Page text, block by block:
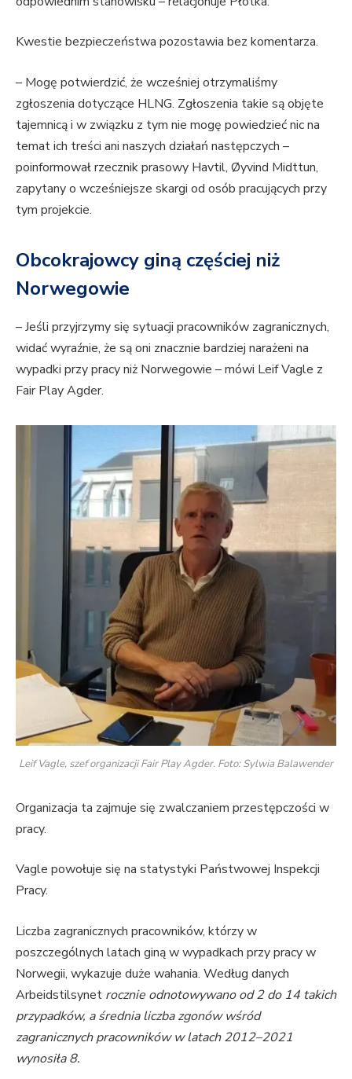
Kwestie bezpieczeństwa pozostawia bez komentarza.
– Mogę potwierdzić, że wcześniej otrzymaliśmy
zgłoszenia dotyczące HLNG. Zgłoszenia takie są objęte
tajemnicą i w związku z tym nie mogę powiedzieć nic na
temat ich treści ani naszych działań następczych –
poinformował rzecznik prasowy Havtil, Øyvind Midttun,
zapytany o wcześniejsze skargi od osób pracujących przy
tym projekcie.
Obcokrajowcy giną częściej niż
Norwegowie
– Jeśli przyjrzymy się sytuacji pracowników zagranicznych,
widać wyraźnie, że są oni znacznie bardziej narażeni na
wypadki przy pracy niż Norwegowie – mówi Leif Vagle z
Fair Play Agder.
Leif Vagle, szef organizacji Fair Play Agder. Foto: Sylwia Balawender
Organizacja ta zajmuje się zwalczaniem przestępczości w
pracy.
Vagle powołuje się na statystyki Państwowej Inspekcji
Pracy.
Liczba zagranicznych pracowników, którzy w
poszczególnych latach giną w wypadkach przy pracy w
Norwegii, wykazuje duże wahania. Według danych
Arbeidstilsynet rocznie odnotowywano od 2 do 14 takich
przypadków, a średnia liczba zgonów wśród
zagranicznych pracowników w latach 2012–2021
wynosiła 8.